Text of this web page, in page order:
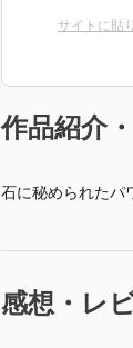
サイトに貼
作品紹介
石に秘められたパ
感想・レ